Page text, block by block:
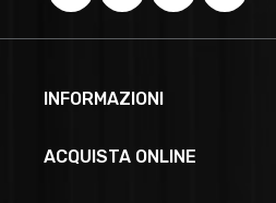
INFORMAZIONI
ACQUISTA ONLINE